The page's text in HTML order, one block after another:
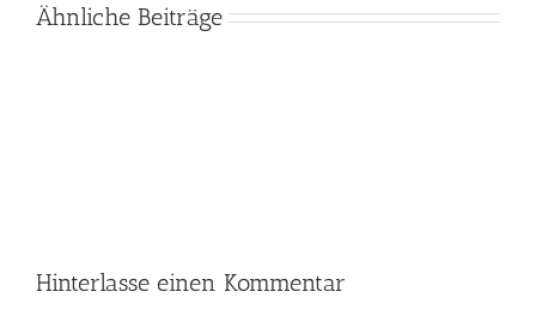
Ähnliche Beiträge
Hinterlasse einen Kommentar